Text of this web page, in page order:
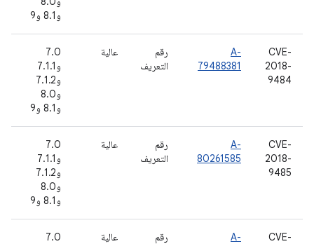
و8.1 و9
CVE-
2018-
9484
A-
79488381
رقم
التعريف
عالية
7.0
و7.1.1
و7.1.2
و8.0
و8.1 و9
CVE-
2018-
9485
A-
80261585
رقم
التعريف
عالية
7.0
و7.1.1
و7.1.2
و8.0
و8.1 و9
CVE-
A-
رقم
عالية
7.0